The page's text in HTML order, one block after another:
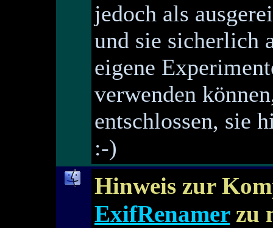
jedoch als
und sie sicherlich
eigene
verwenden
entschlossen, sie
:-)
Hinweis zur
ExifRenamerzu